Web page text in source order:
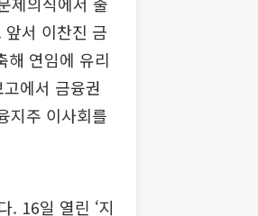
서 이찬진 금
해 연임에 유리
에서 금융권
지주 이사회를
. 16일 열린 ‘지